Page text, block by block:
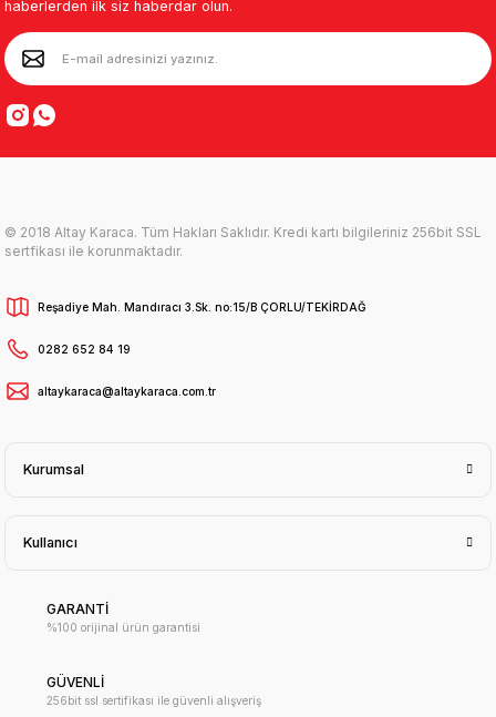
haberlerden ilk siz haberdar olun.
© 2018 Altay Karaca. Tüm Hakları Saklıdır. Kredi kartı bilgileriniz 256bit SSL
sertfikası ile korunmaktadır.
Reşadiye Mah. Mandıracı 3.Sk. no:15/B ÇORLU/TEKİRDAĞ
0282 652 84 19
altaykaraca@altaykaraca.com.tr
Kurumsal
Kullanıcı
GARANTİ
%100 orijinal ürün garantisi
GÜVENLİ
256bit ssl sertifikası ile güvenli alışveriş